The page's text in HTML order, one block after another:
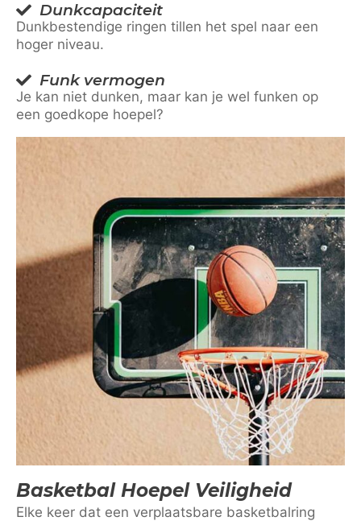
Dunkcapaciteit
Dunkbestendige ringen tillen het spel naar een
hoger niveau.
Funk vermogen
Je kan niet dunken, maar kan je wel funken op
een goedkope hoepel?
Basketbal Hoepel Veiligheid
Elke keer dat een verplaatsbare basketbalring